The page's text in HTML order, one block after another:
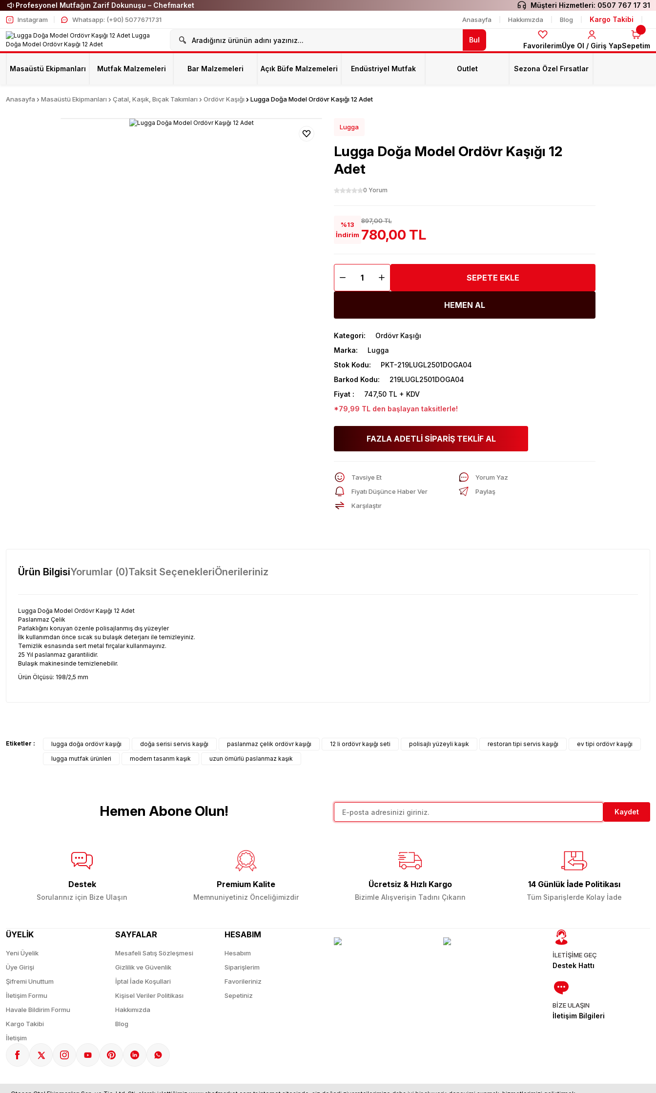
Profesyonel Mutfağın Zarif Dokunuşu – Chefmarket Müşteri Hizmetleri: 0507 767 17 31
Instagram Whatsapp: (+90) 5077671731 Anasayfa Hakkımızda Blog Kargo Takibi
Bul
FavorilerimÜye Ol / Giriş YapSepetim
Masaüstü Ekipmanları Mutfak Malzemeleri Bar Malzemeleri Açık Büfe Malzemeleri Endüstriyel Mutfak Outlet Sezona Özel Fırsatlar
Anasayfa Masaüstü Ekipmanları Çatal, Kaşık, Bıçak Takımları Ordövr Kaşığı Lugga Doğa Model Ordövr Kaşığı 12 Adet
Lugga
Lugga Doğa Model Ordövr Kaşığı 12
Adet
0 Yorum
%13
İndirim
897,00 TL
780,00 TL
SEPETE EKLE
HEMEN AL
Kategori
Ordövr Kaşığı
Marka
Lugga
Stok Kodu
PKT-219LUGL2501DOGA04
Barkod Kodu
219LUGL2501DOGA04
Fiyat
747,50 TL + KDV
*79,99 TL den başlayan taksitlerle!
FAZLA ADETLİ SİPARİŞ TEKLİF AL
Tavsiye Et
Yorum Yaz
Fiyatı Düşünce Haber Ver
Paylaş
Karşılaştır
Ürün BilgisiYorumlar (0)Taksit SeçenekleriÖnerileriniz
Lugga Doğa Model Ordövr Kaşığı 12 Adet
Paslanmaz Çelik
Parlaklığını koruyan özenle polisajlanmış dış yüzeyler
İlk kullanımdan önce sıcak su bulaşık deterjanı ile temizleyiniz.
Temizlik esnasında sert metal fırçalar kullanmayınız.
25 Yıl paslanmaz garantilidir.
Bulaşık makinesinde temizlenebilir.
Ürün Ölçüsü: 198/2,5 mm
Yorum Yaz
Ürün bilgilerinde hatalar bulunuyor.
Etiketler : lugga doğa ordövr kaşığı doğa serisi servis kaşığı paslanmaz çelik ordövr kaşığı 12 li ordövr kaşığı seti polisajlı yüzeyli kaşık restoran tipi servis kaşığı
ev tipi ordövr kaşığı
lugga mutfak ürünleri
modern tasarım kaşık uzun ömürlü paslanmaz kaşık
Hemen Abone Olun! Kaydet
Destek
Sorularınız için Bize Ulaşın
Premium Kalite
Memnuniyetiniz Önceliğimizdir
Ücretsiz & Hızlı Kargo
Bizimle Alışverişin Tadını Çıkarın
14 Günlük İade Politikası
Tüm Siparişlerde Kolay İade
ÜYELİK
Yeni Üyelik
Üye Girişi
Şifremi Unuttum
İletişim Formu
Havale Bildirim Formu
Kargo Takibi
İletişim
SAYFALAR
Mesafeli Satış Sözleşmesi
Gizlilik ve Güvenlik
İptal İade Koşullari
Kişisel Veriler Politikası
Hakkımızda
Blog
HESABIM
Hesabım
Siparişlerim
Favorileriniz
Sepetiniz
İLETİŞİME GEÇ
Destek Hattı
BİZE ULAŞIN
İletişim Bilgileri